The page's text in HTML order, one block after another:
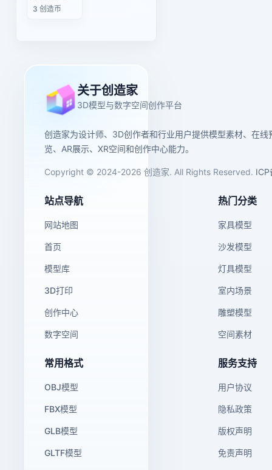
3 创造币
关于创造家
3D模型与数字空间创作平台
创造家为设计师、3D创作者和行业用户提供模型素材、在线
览、AR展示、XR空间和创作中心能力。
Copyright © 2024-2026 创造家. All Rights Reserved. ICP
站点导航
网站地图
首页
模型库
3D打印
创作中心
数字空间
热门分类
家具模型
沙发模型
灯具模型
室内场景
雕塑模型
空间素材
常用格式
OBJ模型
FBX模型
GLB模型
GLTF模型
服务支持
用户协议
隐私政策
版权声明
免责声明